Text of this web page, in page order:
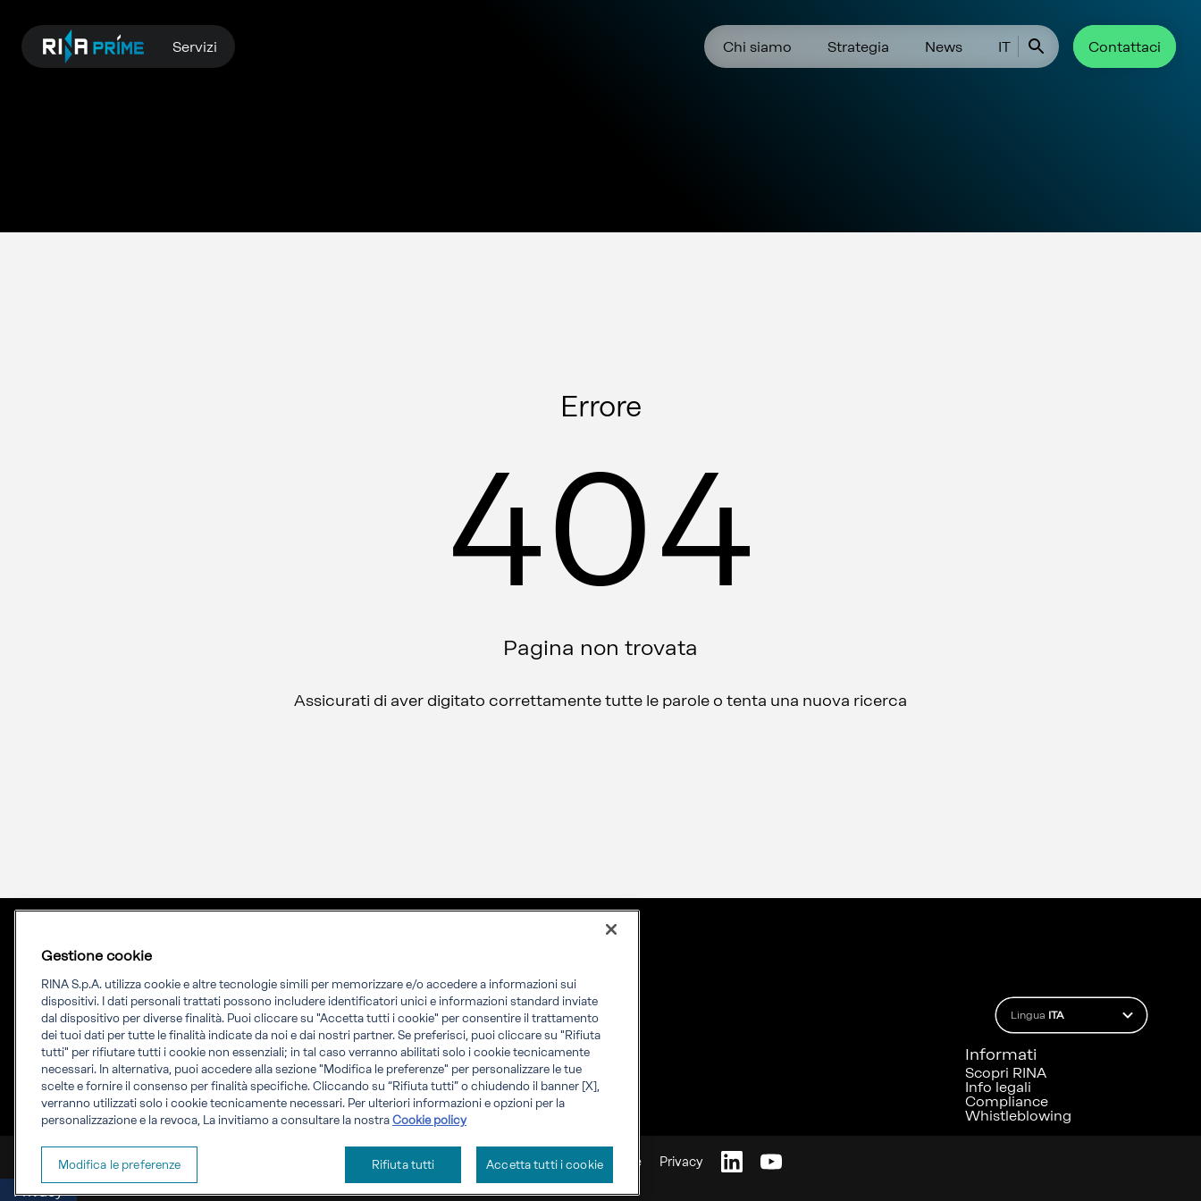
Servizi Chi siamo Strategia News IT Contattaci
Errore
404
Pagina non trovata
Assicurati di aver digitato correttamente tutte le parole o tenta una nuova ricerca
Lingua ITA
Priming your future
RINA Prime supporta i propri clienti nella
transizione verso un futuro più evoluto e
sostenibile
Informati
Scopri RINA
Info legali
Compliance
Whistleblowing
RINA Prime Value Services S.p.A. P.IVA IT 09587170961 Cookie Privacy
Privacy
Gestione cookie
RINA S.p.A. utilizza cookie e altre tecnologie simili per memorizzare e/o accedere a informazioni sui
dispositivi. I dati personali trattati possono includere identificatori unici e informazioni standard inviate
dal dispositivo per diverse finalità. Puoi cliccare su "Accetta tutti i cookie" per consentire il trattamento
dei tuoi dati per tutte le finalità indicate da noi e dai nostri partner. Se preferisci, puoi cliccare su "Rifiuta
tutti" per rifiutare tutti i cookie non essenziali; in tal caso verranno abilitati solo i cookie tecnicamente
necessari. In alternativa, puoi accedere alla sezione "Modifica le preferenze" per personalizzare le tue
scelte e fornire il consenso per finalità specifiche. Cliccando su “Rifiuta tutti” o chiudendo il banner [X],
verranno utilizzati solo i cookie tecnicamente necessari. Per ulteriori informazioni e opzioni per la
personalizzazione e la revoca, La invitiamo a consultare la nostra Cookie policy
Modifica le preferenze Rifiuta tutti Accetta tutti i cookie